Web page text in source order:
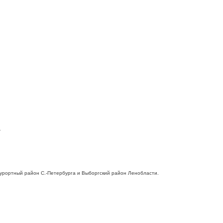
район С.-Петербурга и Выборгский район Ленобласти.